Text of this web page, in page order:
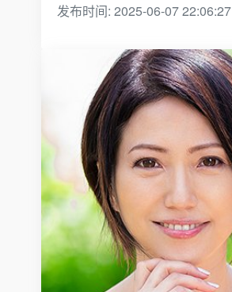
发布时间: 2025-06-07 22:06:27